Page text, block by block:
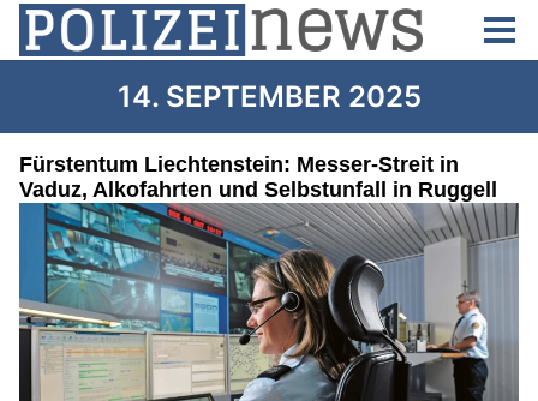
14. SEPTEMBER 2025
Fürstentum Liechtenstein: Messer-Streit in
Vaduz, Alkofahrten und Selbstunfall in Ruggell